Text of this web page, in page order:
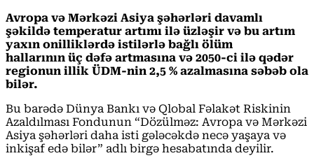
Avropa və Mərkəzi Asiya şəhərləri davamlı
şəkildə temperatur artımı ilə üzləşir və bu artım
yaxın onilliklərdə istilərlə bağlı ölüm
hallarının üç dəfə artmasına və 2050-ci ilə qədər
regionun illik ÜDM-nin 2,5 % azalmasına səbəb ola
bilər.
Bu barədə Dünya Bankı və Qlobal Fəlakət Riskinin
Azaldılması Fondunun “Dözülməz: Avropa və Mərkəzi
Asiya şəhərləri daha isti gələcəkdə necə yaşaya və
inkişaf edə bilər” adlı birgə hesabatında deyilir.